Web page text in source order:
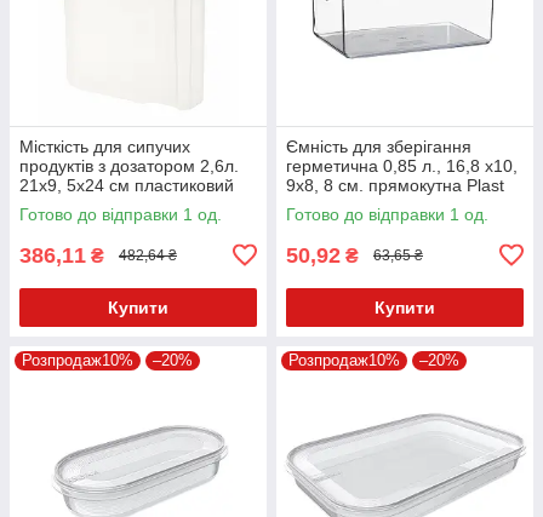
Місткість для сипучих
продуктів з дозатором 2,6л.
21х9, 5х24 см пластиковий
Готово до відправки 1 од.
386,11 ₴ 482,64 ₴
Купити
Ємність для зберігання
герметична 0,85 л., 16,8 х10,
9х8, 8 см. прямокутна Plast
Team Oslo 1801
Готово до відправки 1 од.
50,92 ₴ 63,65 ₴
Купити
Розпродаж10% –20% Розпродаж10% –20%